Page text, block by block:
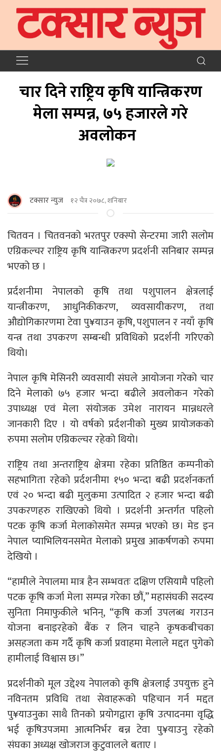
चार दिने राष्ट्रिय कृषि यान्त्रिकरण
मेला सम्पन्न, ७५ हजारले गरे
अवलोकन
टक्सार न्युज १२ चैत्र २०७८, शनिबार
चितवन । चितवनको भरतपुर एक्स्पो सेन्टरमा जारी सलोम
एग्रिकल्चर राष्ट्रिय कृषि यान्त्रिकरण प्रदर्शनी सनिबार सम्पन्न
भएको छ ।
प्रर्दशनीमा नेपालको कृषि तथा पशुपालन क्षेत्रलाई
यान्त्रीकरण, आधुनिकीकरण, व्यवसायीकरण, तथा
औद्योगिकारणमा टेवा पु¥याउन कृषि, पशुपालन र नयाँ कृषि
यन्त्र तथा उपकरण सम्बन्धी प्रविधिको प्रदर्शनी गरिएको
थियो।
नेपाल कृषि मेसिनरी व्यवसायी संघले आयोजना गरेको चार
दिने मेलाको ७५ हजार भन्दा बढीले अवलोकन गरेको
उपाध्यक्ष एवं मेला संयोजक उमेश नारायन मान्नधरले
जानकारी दिए । यो वर्षको प्रर्दशनीको मुख्य प्रायोजकको
रुपमा सलोम एग्रिकल्चर रहेको थियो।
राष्ट्रिय तथा अन्तराष्ट्रिय क्षेत्रमा रहेका प्रतिष्ठित कम्पनीको
सहभागिता रहेको प्रर्दशनीमा १५० भन्दा बढी प्रदर्शनकर्ता
एवं २० भन्दा बढी मुलुकमा उत्पादित २ हजार भन्दा बढी
उपकरणहरु राखिएको थियो । प्रदर्शनी अन्तर्गत पहिलो
पटक कृषि कर्जा मेलाकोसमेत सम्पन्न भएको छ। मेड इन
नेपाल प्याभिलियनसमेत मेलाको प्रमुख आकर्षणको रुपमा
देखियो ।
“हामीले नेपालमा मात्र हैन सम्भवतः दक्षिण एसियामै पहिलो
पटक कृषि कर्जा मेला सम्पन्न गरेका छौं,” महासंघकी सदस्य
सुनिता निमाफुकीले भनिन्, “कृषि कर्जा उपलब्ध गराउन
योजना बनाइरहेको बैंक र लिन चाहने कृषकबीचका
असहजता कम गर्दै कृषि कर्जा प्रवाहमा मेलाले मद्दत पुगेको
हामीलाई विश्वास छ।”
प्रदर्शनीको मूल उद्देश्य नेपालको कृषि क्षेत्रलाई उपयुक्त हुने
नविनतम प्रविधि तथा सेवाहरूको पहिचान गर्न मद्दत
पु¥याउनुका साथै तिनको प्रयोगद्वारा कृषि उत्पादनमा वृद्धि
भई कृषिउपजमा आत्मनिर्भर बन्न टेवा पु¥याउनु रहेको
संघका अध्यक्ष खोजराज कुटुवालले बताए ।